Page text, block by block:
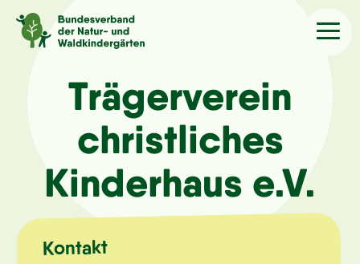
Sprache/Language
Aktuelles
Über uns
Kindergärten
Trägerverein
christliches
Kinderhaus e.V.
Kontakt